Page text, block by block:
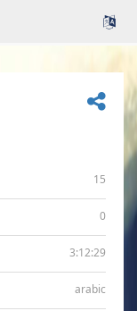
15
0
3:12:29
arabic